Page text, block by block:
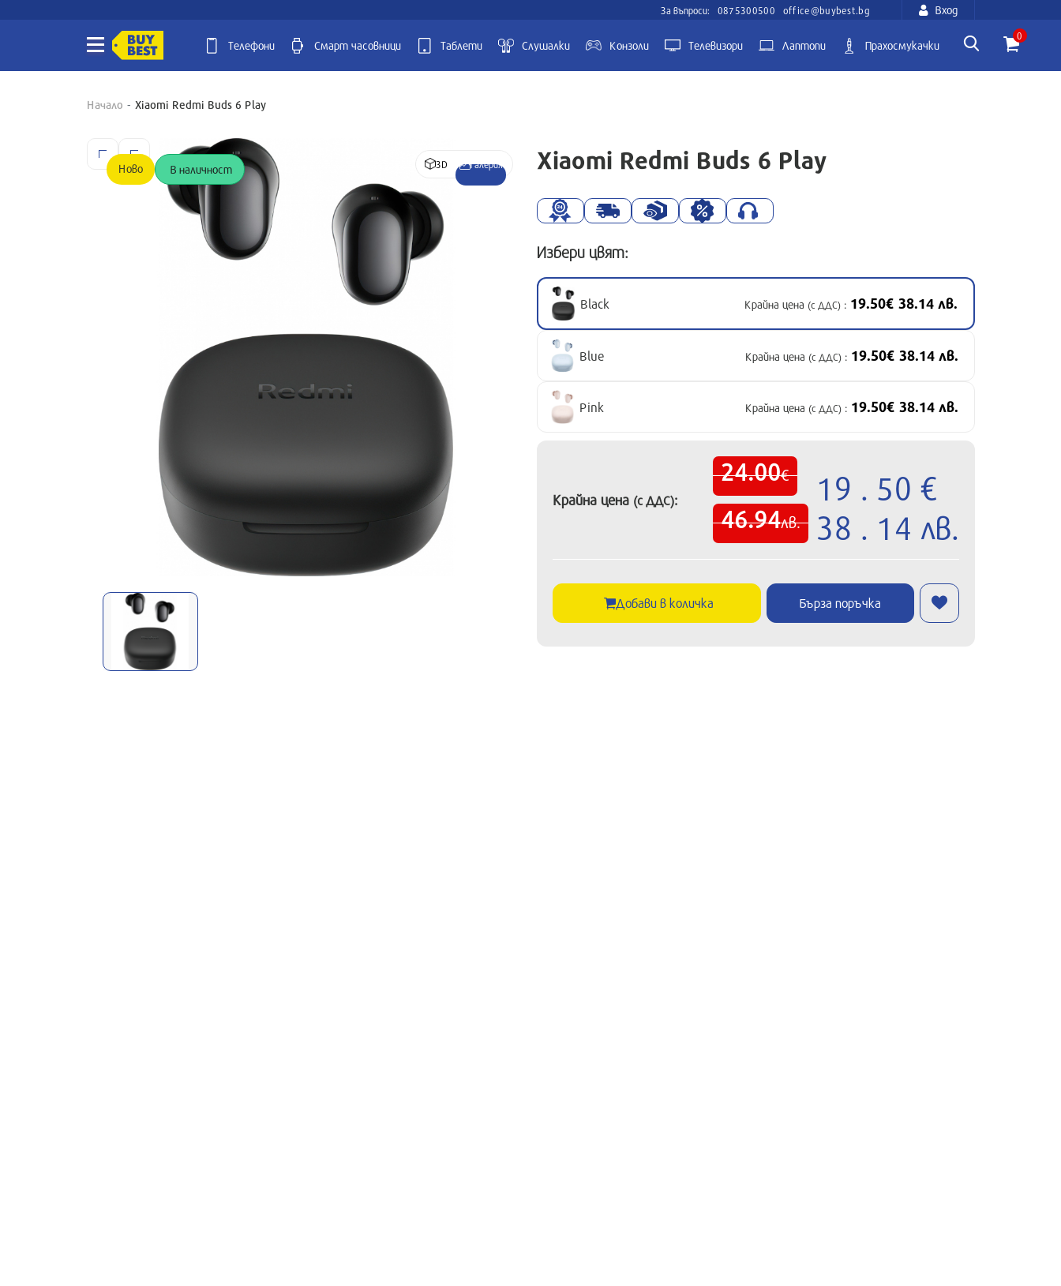
За въпроси: 0875300500 office@buybest.bg Вход
Телефони Смарт часовници Таблети Слушалки Kонзоли Телевизори Лаптопи Прахосмукачки
0
Начало Xiaomi Redmi Buds 6 Play
Ново В наличност 3D Галерия Xiaomi Redmi Buds 6 Play
Избери цвят:
Black Крайна цена (с ДДС): 19.50€ 38.14 лв.
Blue Крайна цена (с ДДС): 19.50€ 38.14 лв.
Pink Крайна цена (с ДДС): 19.50€ 38.14 лв.
Крайна цена (с ДДС):
24.00€
46.94лв.
19 . 50 €
38 . 14 лв.
Добави в количка Бърза поръчка